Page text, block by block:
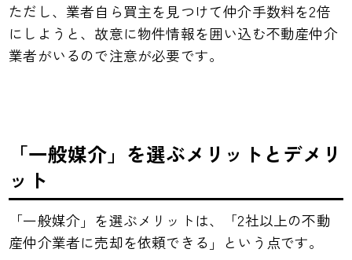
ただし、業者自ら買主を見つけて仲介手数料を2倍
にしようと、故意に物件情報を囲い込む不動産仲介
業者がいるので注意が必要です。
「一般媒介」を選ぶメリットとデメリ
ット
「一般媒介」を選ぶメリットは、「2社以上の不動
産仲介業者に売却を依頼できる」という点です。